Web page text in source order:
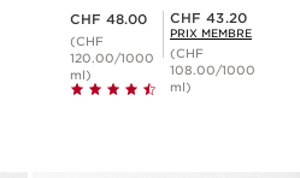
CHF 48.00
(CHF
120.00/1000
ml)
Prix Sérénité CHF 43.20
CHF 43.20
PRIX MEMBRE
(CHF
108.00/1000
ml)